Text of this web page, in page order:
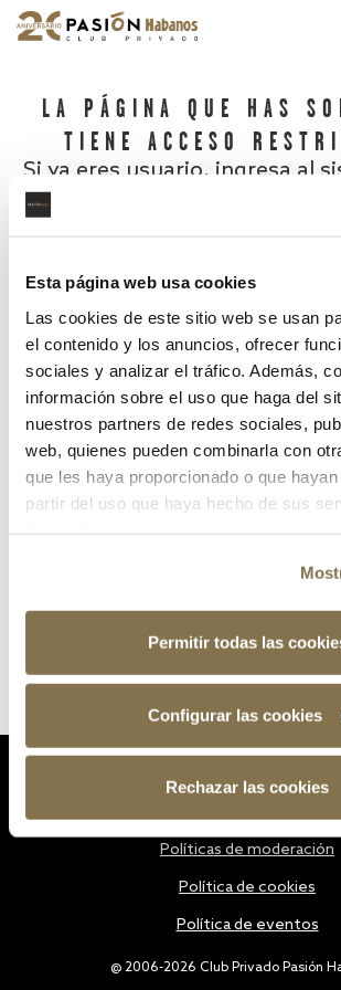
Esta página web usa cookies
Las cookies de este sitio web se usan
el contenido y los anuncios, ofrecer
sociales y analizar el tráfico. Además,
información sobre el uso que haga del
nuestros partners de redes sociales,
web, quienes pueden combinarla con
que les haya proporcionado o que
partir del uso que haya hecho de sus
Permitir todas las
Configurar las cookies
Rechazar las cookies
LA PÁGINA QUE HAS
TIENE ACCESO
Si ya eres usuario, ingresa al
¿Has olvidado tu contraseña?
@ 2006-2026 Club Privado Pasión
Políticas de moderación
Política de cookies
Política de eventos